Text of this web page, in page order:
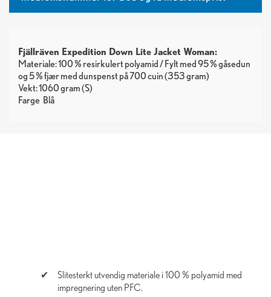
Fjällräven Expedition Down Lite Jacket Woman:
Materiale: 100 % resirkulert polyamid / Fylt med 95 % gåsedun
og 5 % fjær med dunspenst på 700 cuin (353 gram)
Vekt: 1060 gram (S)
Farge Blå
Slitesterkt utvendig materiale i 100 % polyamid med
impregnering uten PFC.